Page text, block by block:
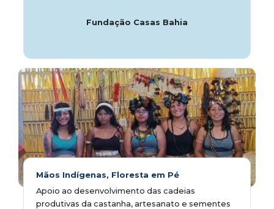
Fundação Casas Bahia
Mãos Indígenas, Floresta em Pé
Apoio ao desenvolvimento das cadeias
produtivas da castanha, artesanato e sementes